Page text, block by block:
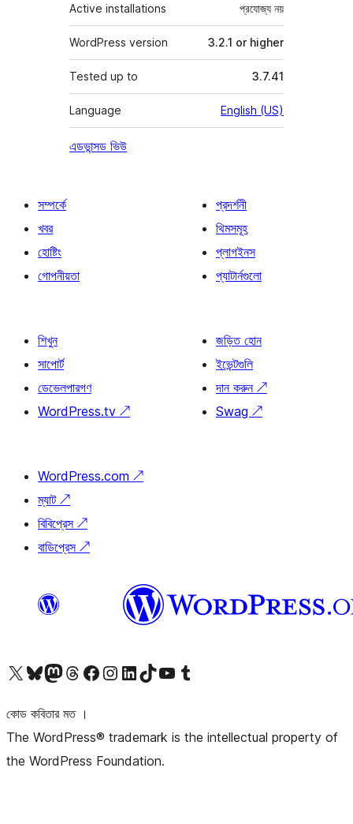
Active installations প্রযোজ্য নয়
WordPress version 3.2.1 or higher
Tested up to 3.7.41
Language English (US)
এডভান্সড ভিউ
সম্পর্কে
খবর
হোষ্টিং
গোপনীয়তা
প্রদর্শনী
থিমসমূহ
প্লাগইনস
প্যাটার্নগুলো
শিখুন
সাপোর্ট
ডেভেলপারগণ
WordPress.tv ↗
জড়িত হোন
ইভেন্টগুলি
দান করুন ↗
Swag ↗
WordPress.com ↗
ম্যাট ↗
বিবিপ্রেস ↗
বাডিপ্রেস ↗
আমাদের X (আগের টুইটার) অ্যাকাউন্টে যানআমাদের Bluesky অ্যাকাউন্টটি দেখুনআমাদের মাস্টোডন অ্যাকাউন্টটি দেখুনআমাদের থ্রেডস অ্যাকাউন্টটি দেখুনআমাদের ফেসবুক পেজ দেখুনআমাদের ইন্সটাগ্রাম অ্যাকাউন্ট দেখুনআমাদের লিঙ্কডইন অ্যাকাউন্টে যানআমাদের TikTok অ্যাকাউন্টটি দেখুনআমাদের ইউটিউব চ্যানেলে যান আমাদের টাম্বলার অ্যাকাউন্ট দেখুন
কোড কবিতার মত ।
The WordPress® trademark is the intellectual property of
the WordPress Foundation.